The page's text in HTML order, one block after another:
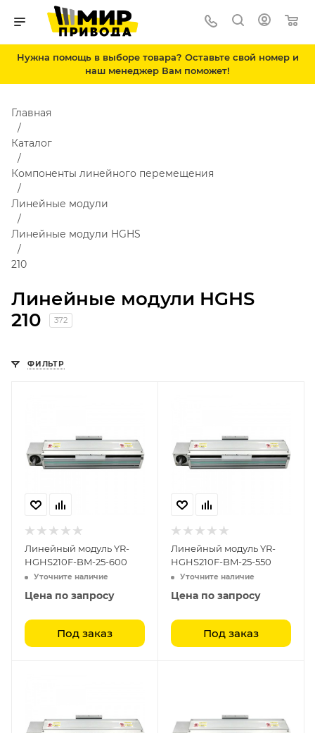
Нужна помощь в выборе товара? Оставьте свой номер и
наш менеджер Вам поможет!
Линейные модули HGHS
210
372
Главная
Каталог
Компоненты линейного перемещения
Линейные модули
Линейные модули HGHS
210
ФИЛЬТР
Линейный модуль YR-
HGHS210F-BM-25-600
Уточните наличие
Цена по запросу
Под заказ
Линейный модуль YR-
HGHS210F-BM-25-550
Уточните наличие
Цена по запросу
Под заказ